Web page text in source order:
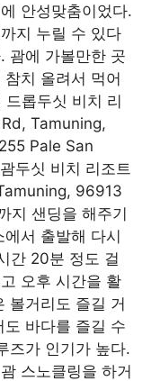
안성맞춤이었다.
지 누릴 수 있다
괌에 가볼만한 곳
치 올려서 먹어
드롭두싯 비치 리
Tamuning,
Pale San
두싯 비치 리조트
96913
지 샌딩을 해주기
서 출발해 다시
간 20분 정도 걸
오후 시간을 활
볼거리도 즐길 거
바다를 즐길 수
즈가 인기가 높다.
스노클링을 하거